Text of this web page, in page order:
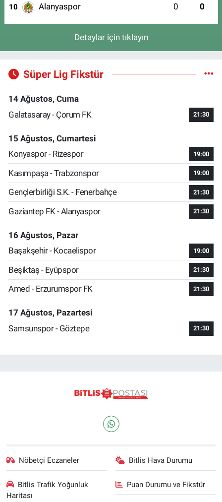
10 Alanyaspor 0 0
Detaylar için tıklayın
Süper Lig Fikstür
14 Ağustos, Cuma
Galatasaray - Çorum FK
21:30
15 Ağustos, Cumartesi
Konyaspor - Rizespor
19:00
Kasımpaşa - Trabzonspor 19:00
Gençlerbirliği S.K. - Fenerbahçe 21:30
Gaziantep FK - Alanyaspor 21:30
16 Ağustos, Pazar
Başakşehir - Kocaelispor
19:00
Beşiktaş - Eyüpspor 21:30
Amed - Erzurumspor FK 21:30
17 Ağustos, Pazartesi
Samsunspor - Göztepe
21:30
Nöbetçi Eczaneler Bitlis Hava Durumu
Bitlis Trafik Yoğunluk
Haritası
Puan Durumu ve Fikstür